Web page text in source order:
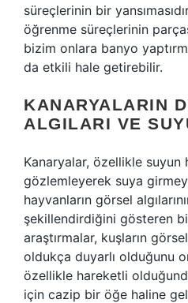
süreçlerinin bir
öğrenme süreçlerinin
bizim onlara banyo
da etkili hale getirebilir.
KANARYALARIN
ALGILARI VE
Kanaryalar, özellikle suyun
gözlemleyerek suya
hayvanların görsel
şekillendirdiğini gösteren
araştırmalar, kuşların
oldukça duyarlı olduğunu
özellikle hareketli
için cazip bir öğe haline